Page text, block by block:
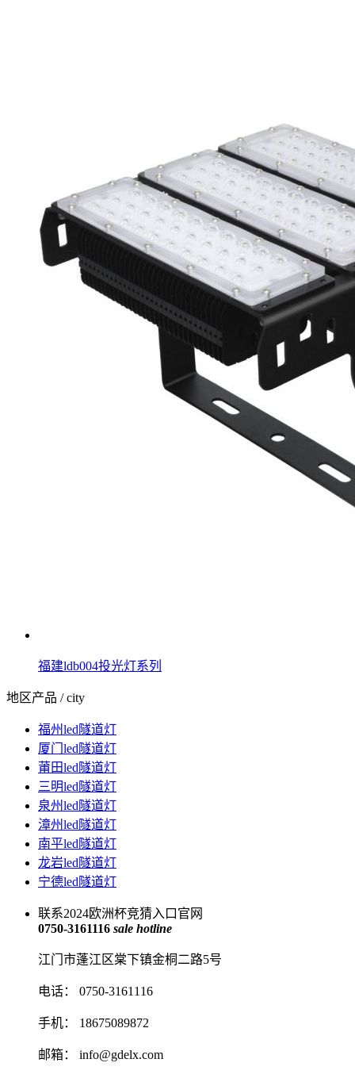
福建ldb004投光灯系列
地区产品 / city
福州led隧道灯
厦门led隧道灯
莆田led隧道灯
三明led隧道灯
泉州led隧道灯
漳州led隧道灯
南平led隧道灯
龙岩led隧道灯
宁德led隧道灯
联系2024欧洲杯竞猜入口官网
0750-3161116 sale hotline
江门市蓬江区棠下镇金桐二路5号
电话： 0750-3161116
手机： 18675089872
邮箱： info@gdelx.com